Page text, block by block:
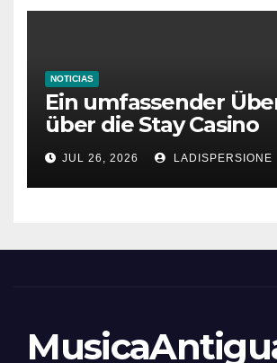
NOTICIAS
Ein umfassender
über die Stay Casino
Bonusbedingungen
JUL 26, 2026 LADISPERSIONE